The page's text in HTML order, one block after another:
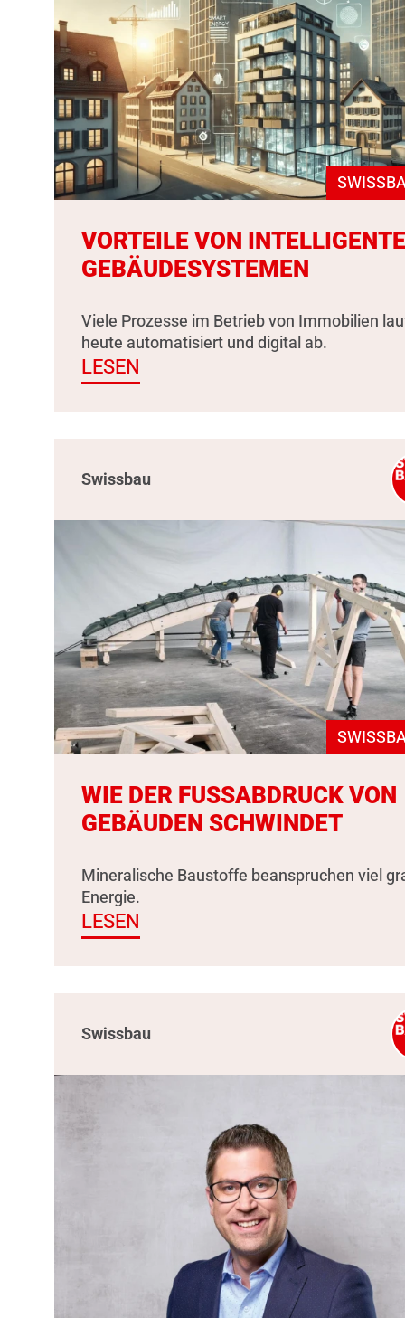
VORTEILE VON
GEBÄUDESYSTEMEN
Viele Prozesse im Betrieb von Immobilien
heute automatisiert und digital ab.
LESEN
Swissbau
WIE DER FUSSABDRUCK VON
GEBÄUDEN SCHWINDET
Mineralische Baustoffe beanspruchen viel
Energie.
LESEN
Swissbau